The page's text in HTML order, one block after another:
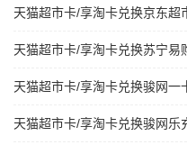
天猫超市卡/享淘卡兑换京东超
天猫超市卡/享淘卡兑换苏宁易
天猫超市卡/享淘卡兑换骏网一
天猫超市卡/享淘卡兑换骏网乐